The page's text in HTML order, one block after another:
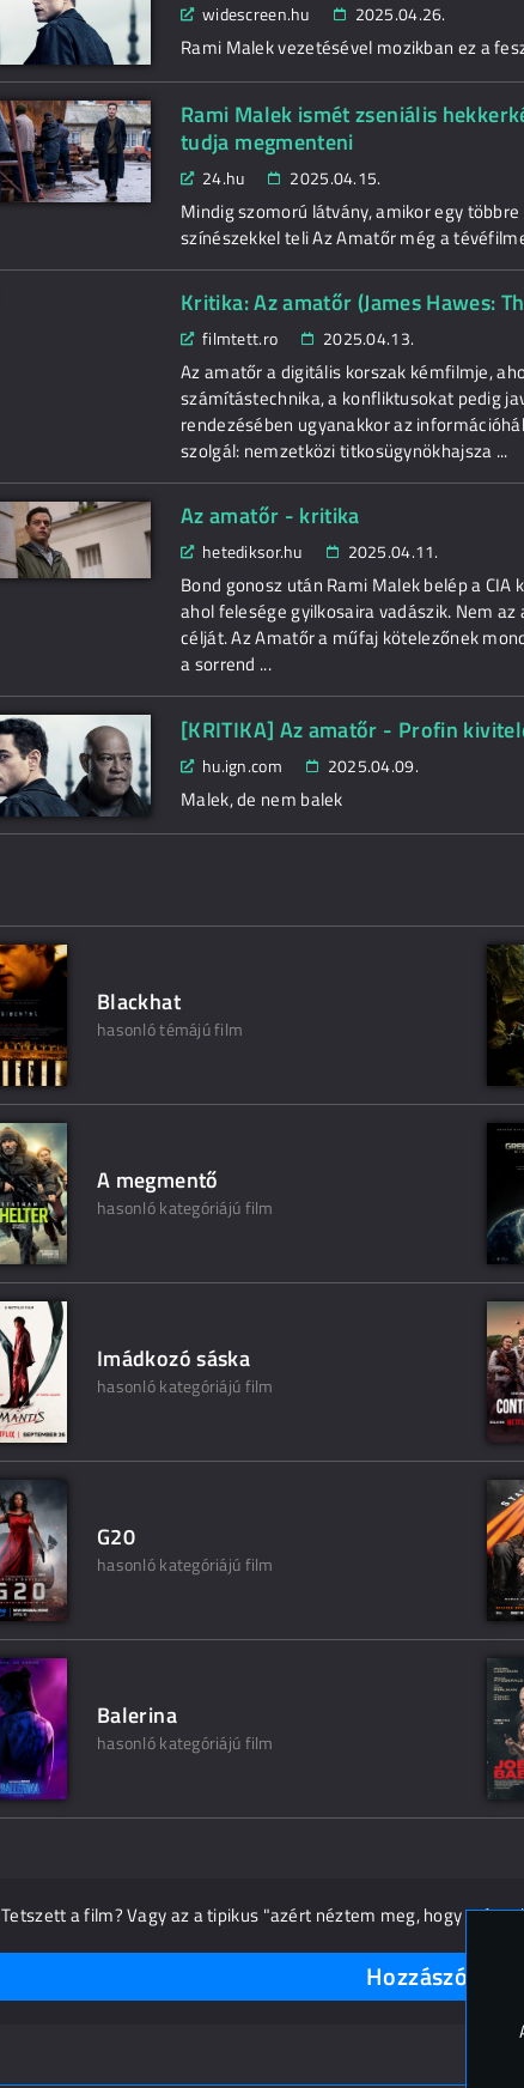
widescreen.hu 2025.04.26.
Rami Malek vezetésével mozikban ez a
Rami Malek ismét zseniális
tudja megmenteni
24.hu 2025.04.15.
Mindig szomorú látvány, amikor egy
színészekkel teli Az Amatőr még a
Kritika: Az amatőr (James Hawes:
filmtett.ro 2025.04.13.
Az amatőr a digitális korszak kémfilmje,
számítástechnika, a konfliktusokat pedig
rendezésében ugyanakkor az
szolgál: nemzetközi titkosügynökhajsza ...
Az amatőr - kritika
hetediksor.hu 2025.04.11.
Bond gonosz után Rami Malek belép a
ahol felesége gyilkosaira vadászik. Nem
célját. Az Amatőr a műfaj kötelezőnek
a sorrend ...
[KRITIKA] Az amatőr - Profin
hu.ign.com 2025.04.09.
Malek, de nem balek
Blackhat
hasonló témájú film
A megmentő
hasonló kategóriájú film
Imádkozó sáska
hasonló kategóriájú film
G20
hasonló kategóriájú film
Balerina
hasonló kategóriájú film
Tetszett a film? Vagy az a tipikus "azért néztem meg, hogy